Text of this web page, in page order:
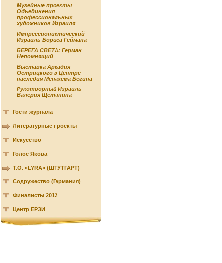
Музейные проекты
Объединения
профессиональных
художников Израиля
Импрессионистический
Израиль Бориса Геймана
БЕРЕГА СВЕТА: Герман
Непомнящий
Выставка Аркадия
Острицкого в Центре
наследия Менахема Бегина
Рукотворный Израиль
Валерия Щетинина
Гости журнала
Литературные проекты
Искусство
Голос Якова
Т.О. «LYRA» (ШТУТГАРТ)
Содружество (Германия)
Финалисты 2012
Центр ЕРЗИ